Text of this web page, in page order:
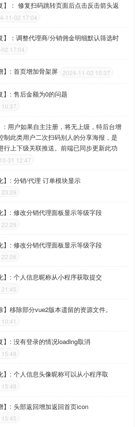
】： 修复扫码跳转页面后点击反击箭头返
11-02 17:04
】：调整代理商/分销佣金明细默认筛选时
17:04
】: 首页增加骨架屏 2024-11-02 10:37
】: 售后金额为0的问题
: 用户如果自主注册，将无上级，特后台增
制此类用户二次扫码别人的分享海报，是
行上下级关联推送。前端已同步更新此功
31 12:47
】: 分销/代理 订单模块显示
】: 修改分销代理面板显示等级字段
】: 修改分销代理面板显示等级字段
】: 个人信息昵称从小程序获取提交
】移除部分vue2版本遗留的资源文件。
】: 没有登录的情况loading取消
】: 个人信息头像昵称可以从小程序取
】: 头部返回增加返回首页icon